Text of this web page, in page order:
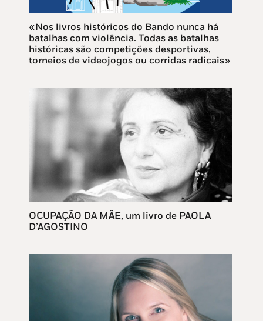
«Nos livros históricos do Bando nunca há
batalhas com violência. Todas as batalhas
históricas são competições desportivas,
torneios de videojogos ou corridas radicais»
OCUPAÇÃO DA MÃE, um livro de PAOLA
D’AGOSTINO